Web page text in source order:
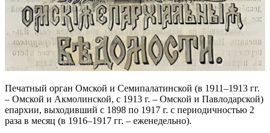
Печатный орган Омской и Семипалатинской (в 1911–1913 гг.
– Омской и Акмолинской, с 1913 г. – Омской и Павлодарской)
епархии, выходивший с 1898 по 1917 г. с периодичностью 2
раза в месяц (в 1916–1917 гг. – еженедельно).